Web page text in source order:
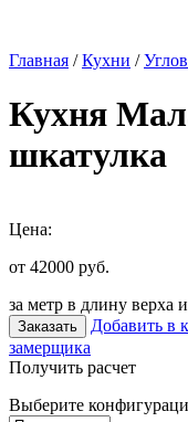
Главная /Кухни /
Кухня
шкатулка
Цена:
от 42000 руб.
за метр в длину верха
Заказать Добавить в
замерщика
Получить расчет
Выберите